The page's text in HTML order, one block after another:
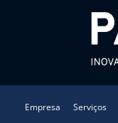
Empresa Serviços